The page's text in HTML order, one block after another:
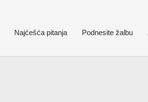
Najćešća pitanja Podnesite žalbu